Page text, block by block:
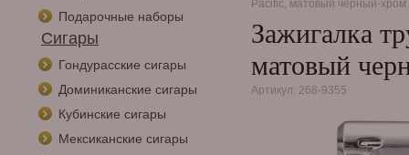
Подарочные наборы
Сигары
Гондурасские сигары
Доминиканские сигары
Кубинские сигары
Мексиканские сигары
Pacific, матовый черный-хром
Зажигалка
матовый
Артикул: 268-9355